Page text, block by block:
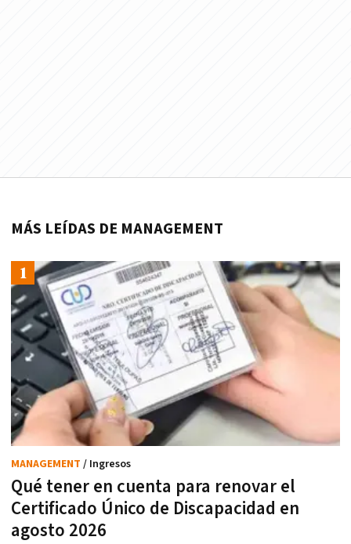
MÁS LEÍDAS DE MANAGEMENT
Qué tener en cuenta para renovar el
Certificado Único de Discapacidad en
agosto 2026
MANAGEMENT / Ingresos